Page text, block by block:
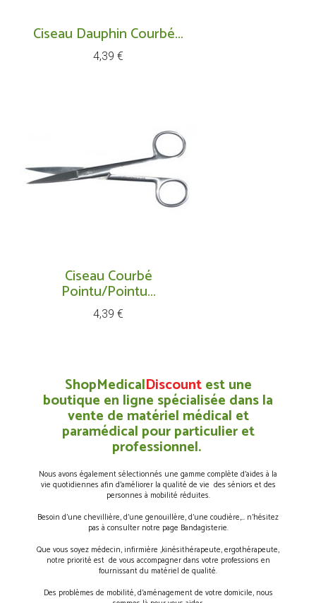
Ciseau Dauphin Courbé...
Prix
4,39 €
Ciseau Courbé
Pointu/pointu...
Prix
4,39 €
ShopMedicalDiscountest une
boutique en ligne spécialisée dans la
vente de matériel médical et
paramédical pour particulier et
professionnel.
Nous avons également sélectionnés une gamme complète d’aides à la
vie quotidiennes afin d’améliorer la qualité de vie des séniors et des
personnes à mobilité réduites.
Besoin d’une chevillière, d’une genouillère, d’une coudière,… n’hésitez
pas à consulter notre page Bandagisterie.
Que vous soyez médecin, infirmière ,kinésithérapeute, ergothérapeute,
notre priorité est de vous accompagner dans votre professions en
fournissant du matériel de qualité.
Des problèmes de mobilité, d’aménagement de votre domicile, nous